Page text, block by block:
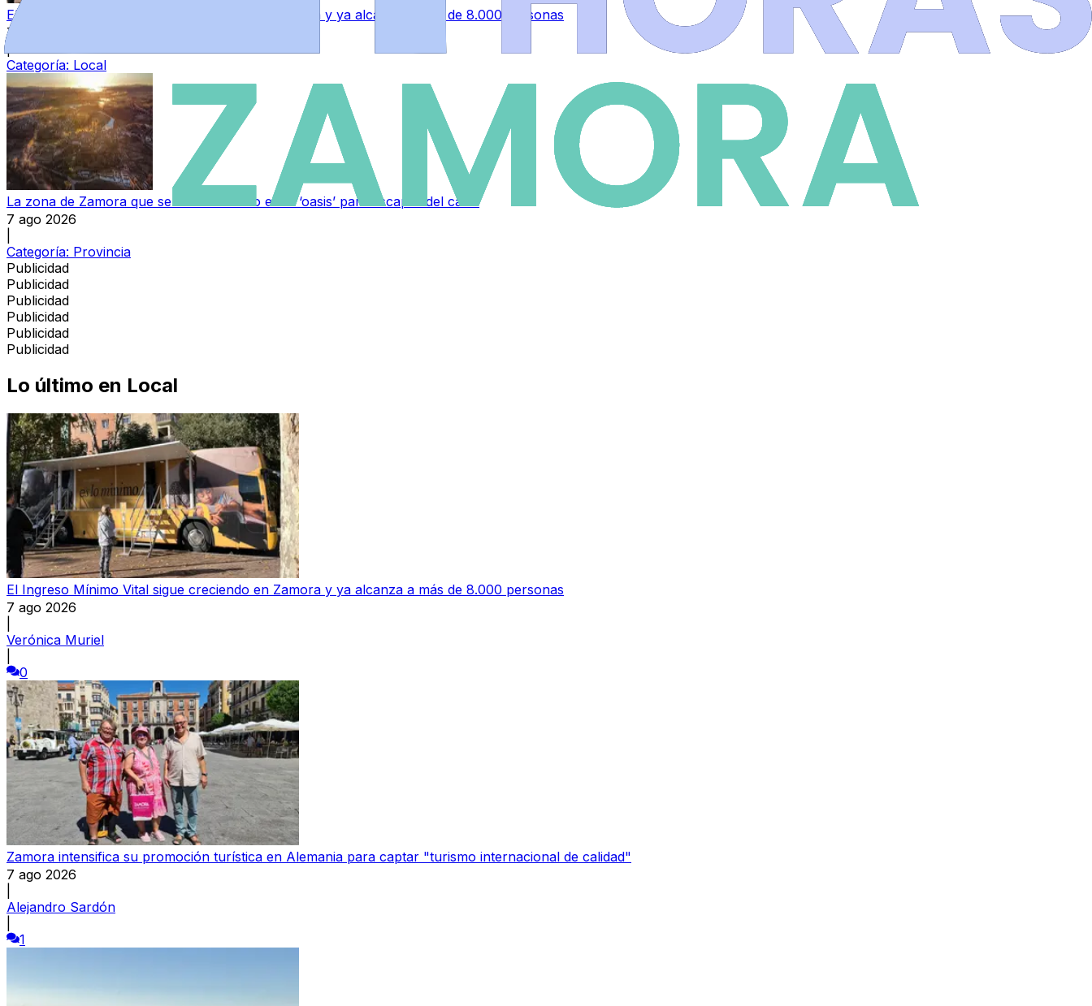
El Ingreso Mínimo Vital sigue creciendo en Zamora y ya alcanza a más de 8.000 personas
7 ago 2026
|
Categoría: Local
La zona de Zamora que se ha convertido en el ‘oasis’ para escapar del calor
7 ago 2026
Categoría: Provincia
Publicidad
Publicidad
Publicidad
Publicidad
Publicidad
Publicidad
Lo último en Local
El Ingreso Mínimo Vital sigue creciendo en Zamora y ya alcanza a más de 8.000 personas
7 ago 2026
Verónica Muriel
0
Zamora intensifica su promoción turística en Alemania para captar "turismo internacional de calidad"
7 ago 2026
Alejandro Sardón
1